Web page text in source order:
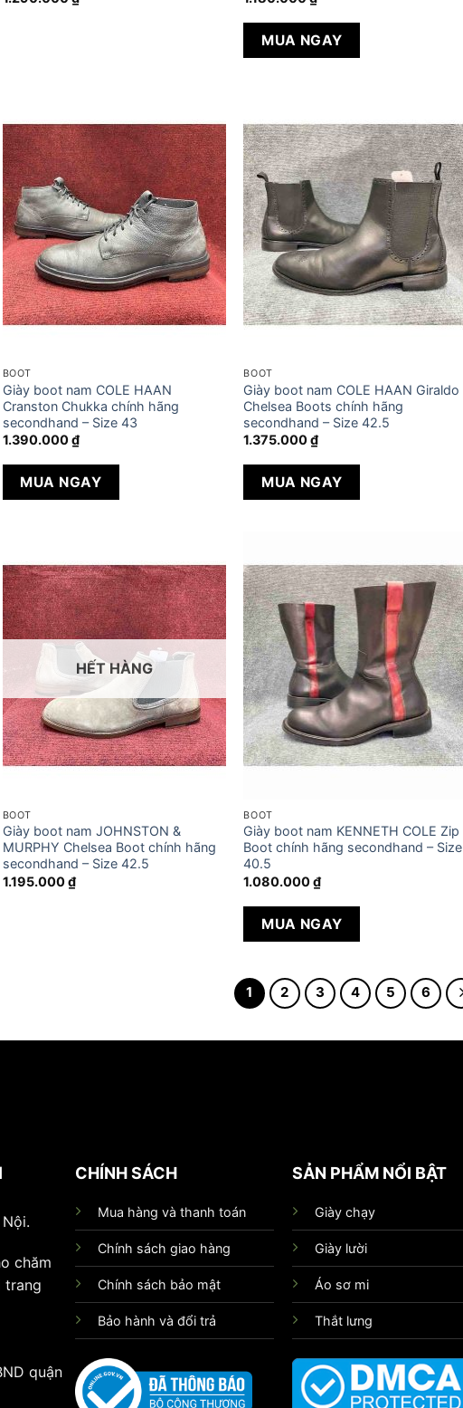
MUA NGAY
BOOT
Giày boot nam COLE HAAN
Cranston Chukka chính hãng
secondhand – Size 43
1.390.000₫
MUA NGAY
BOOT
Giày boot nam COLE HAAN Giraldo
Chelsea Boots chính hãng
secondhand – Size 42.5
1.375.000₫
MUA NGAY
HẾT HÀNG
BOOT
Giày boot nam JOHNSTON &
MURPHY Chelsea Boot chính hãng
secondhand – Size 42.5
1.195.000₫
BOOT
Giày boot nam KENNETH COLE Zip
Boot chính hãng secondhand – Size
40.5
1.080.000₫
MUA NGAY
1 2 3 4 5 6
chăm
trang
quận
CHÍNH SÁCH
Mua hàng và thanh toán
Chính sách giao hàng
Chính sách bảo mật
Bảo hành và đổi trả
SẢN PHẨM NỔI BẬT
Giày chạy
Giày lười
Áo sơ mi
Thắt lưng